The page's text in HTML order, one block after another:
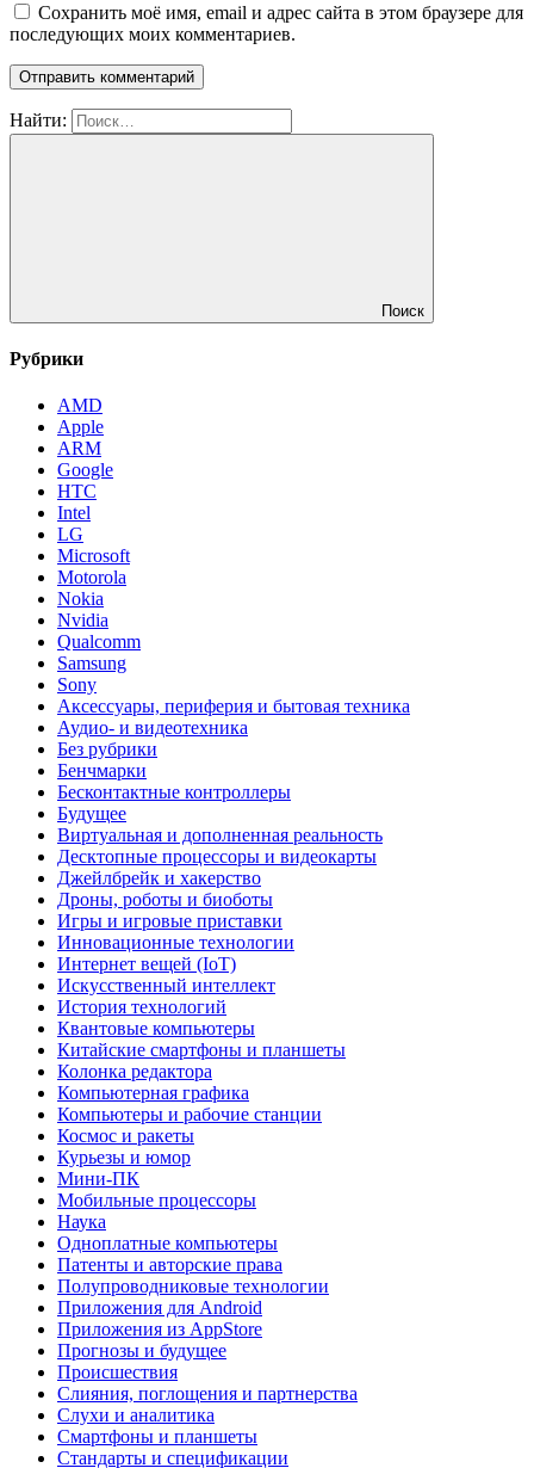
Сохранить моё имя, email и адрес сайта в этом браузере для
последующих моих комментариев.
Найти:
Поиск
Рубрики
AMD
Apple
ARM
Google
HTC
Intel
LG
Microsoft
Motorola
Nokia
Nvidia
Qualcomm
Samsung
Sony
Аксессуары, периферия и бытовая техника
Аудио- и видеотехника
Без рубрики
Бенчмарки
Бесконтактные контроллеры
Будущее
Виртуальная и дополненная реальность
Десктопные процессоры и видеокарты
Джейлбрейк и хакерство
Дроны, роботы и биоботы
Игры и игровые приставки
Инновационные технологии
Интернет вещей (IoT)
Искусственный интеллект
История технологий
Квантовые компьютеры
Китайские смартфоны и планшеты
Колонка редактора
Компьютерная графика
Компьютеры и рабочие станции
Космос и ракеты
Курьезы и юмор
Мини-ПК
Мобильные процессоры
Наука
Одноплатные компьютеры
Патенты и авторские права
Полупроводниковые технологии
Приложения для Android
Приложения из AppStore
Прогнозы и будущее
Происшествия
Слияния, поглощения и партнерства
Слухи и аналитика
Смартфоны и планшеты
Стандарты и спецификации